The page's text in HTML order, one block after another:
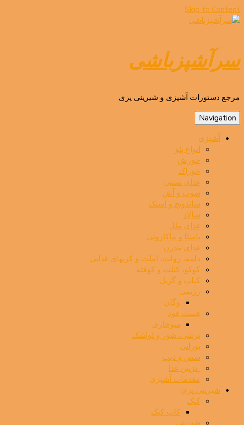
Skip to Content
سرآشپزباشی
مرجع دستورات آشپزی و شیرینی پزی
Navigation
آشپزی
انواع پلو
خورش
خوراک
غذای سنتی
سوپ و آش
ساندویچ و اسنک
سالاد
غذای ملل
پاستا و ماکارونی
غذای مدرن
دلمه، رولت، املت و کرپهای غذایی
کوکو، کتلت و کوفته
کباب و گریل
رژیمی
وگان
فست فود
سوخاری
ترشی، شور و لواشک
بورانی
سس و دیپ
⁯ ‌ تزیین غذا
مقدمات آشپزی
شیرینی پزی
کیک
کاپ کیک